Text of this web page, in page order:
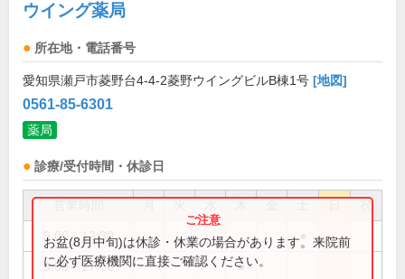
ウイング薬局
所在地・電話番号
愛知県瀬戸市菱野台4-4-2菱野ウイングビルB棟1号 [地図]
0561-85-6301
薬局
診療/受付時間・休診日
祝
9:00～12:30
9:00～17:00 ●
お盆(8月中旬)は休診・休業の場合があります。来院前
に必ず医療機関に直接ご確認ください。